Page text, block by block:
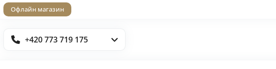
Офлайн магазин
+420 773 719 175